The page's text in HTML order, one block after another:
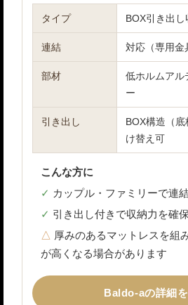
タイプ BOX引き出し
連結 対応（専用金
部材
低ホルムアル
ー
引き出し
BOX構造（
け替え可
こんな方に
カップル・ファミリーで連
引き出し付きで収納力を確
厚みのあるマットレスを組
が高くなる場合があります
Baldo-aの詳細